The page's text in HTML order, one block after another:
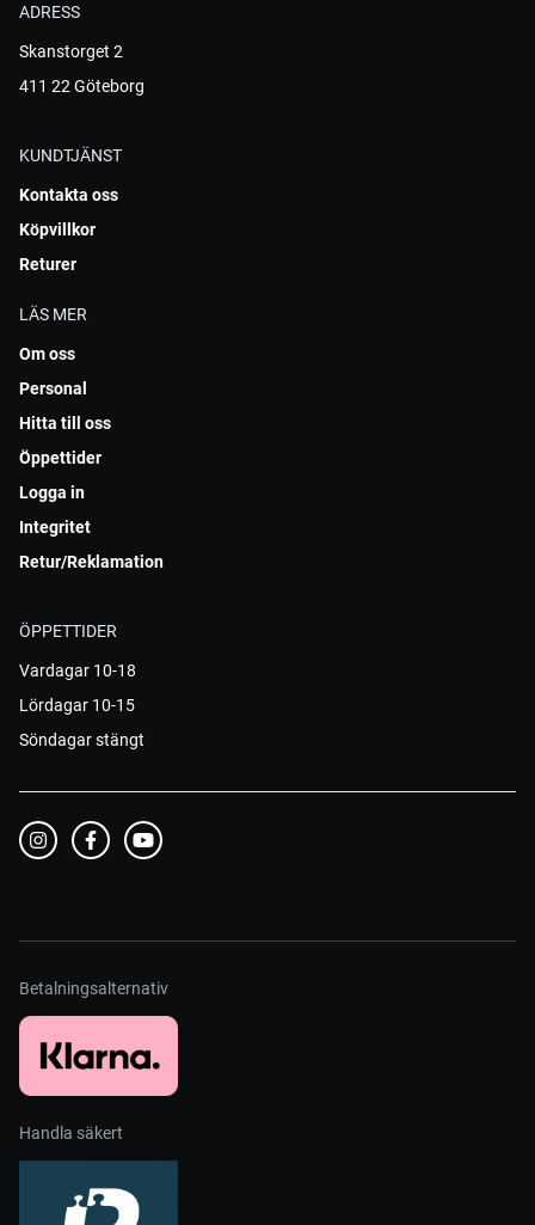
ADRESS
Skanstorget 2
411 22 Göteborg
KUNDTJÄNST
Kontakta oss
Köpvillkor
Returer
LÄS MER
Om oss
Personal
Hitta till oss
Öppettider
Logga in
Integritet
Retur/Reklamation
ÖPPETTIDER
Vardagar 10-18
Lördagar 10-15
Söndagar stängt
Betalningsalternativ
Handla säkert